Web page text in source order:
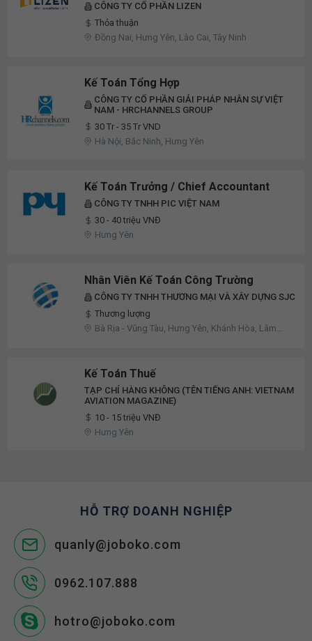
CÔNG TY CỔ PHẦN LIZEN
Thỏa thuận
Đồng Nai, Hưng Yên, Lào Cai, Tây Ninh
Kế Toán Tổng Hợp
CÔNG TY CỔ PHẦN GIẢI PHÁP NHÂN SỰ VIỆT
NAM - HRCHANNELS GROUP
30 Tr - 35 Tr VND
Hà Nội, Bắc Ninh, Hưng Yên
Kế Toán Trưởng / Chief Accountant
CÔNG TY TNHH PIC VIỆT NAM
30 - 40 triệu VNĐ
Hưng Yên
Nhân Viên Kế Toán Công Trường
CÔNG TY TNHH THƯƠNG MẠI VÀ XÂY DỰNG SJC
Thương lượng
Bà Rịa - Vũng Tàu, Hưng Yên, Khánh Hòa, Lâm
Kế Toán Thuế
TẠP CHÍ HÀNG KHÔNG (TÊN TIẾNG ANH: VIETNAM
AVIATION MAGAZINE)
10 - 15 triệu VNĐ
Hưng Yên
HỖ TRỢ DOANH NGHIỆP
quanly@joboko.com
0962.107.888
hotro@joboko.com